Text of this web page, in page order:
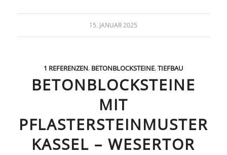
15. JANUAR 2025
1 REFERENZEN, BETONBLOCKSTEINE,TIEFBAU
BETONBLOCKSTEINE
MIT
PFLASTERSTEINMUSTER
KASSEL – WESERTOR